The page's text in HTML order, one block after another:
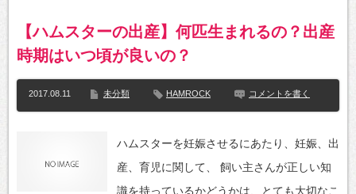
【ハムスターの出産】何匹生まれるの？出産
時期はいつ頃が良いの？
2017.08.11 未分類 HAMROCK コメントを書く
ハムスターを妊娠させるにあたり、妊娠、出
産、育児に関して、 飼い主さんが正しい知
識を持っているかどうかは、とても大切なこ